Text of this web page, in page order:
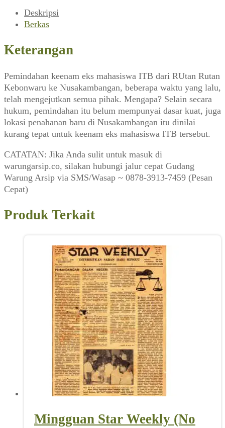
Masyarakat,
September
Deskripsi
Berkas
Keterangan
Pemindahan keenam eks mahasiswa ITB dari RUtan Rutan
Kebonwaru ke Nusakambangan, beberapa waktu yang lalu,
telah mengejutkan semua pihak. Mengapa? Selain secara
hukum, pemindahan itu belum mempunyai dasar kuat, juga
lokasi penahanan baru di Nusakambangan itu dinilai
kurang tepat untuk keenam eks mahasiswa ITB tersebut.
CATATAN: Jika Anda sulit untuk masuk di
warungarsip.co, silakan hubungi jalur cepat Gudang
Warung Arsip via SMS/Wasap ~ 0878-3913-7459 (Pesan
Cepat)
Produk Terkait
Mingguan Star Weekly (No